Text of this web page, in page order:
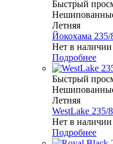
Быстрый
Летняя
Йокохама 235/
Нет в наличии
Подробнее
Быстрый
Летняя
WestLake 235/
Нет в наличии
Подробнее